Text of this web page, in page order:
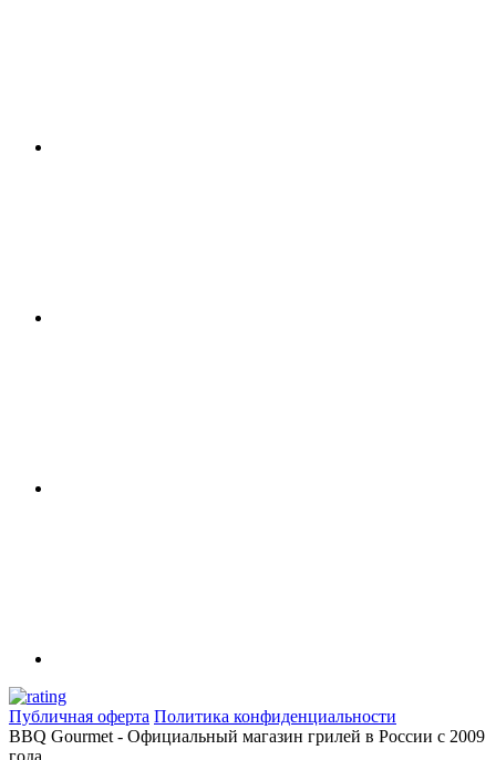
Публичная оферта Политика конфиденциальности
BBQ Gourmet - Официальный магазин грилей в России с 2009